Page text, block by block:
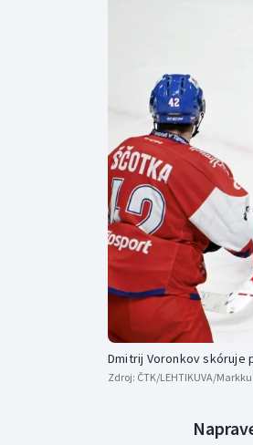
Dmitrij Voronkov
Zdroj: ČTK/LEHTIKUVA/